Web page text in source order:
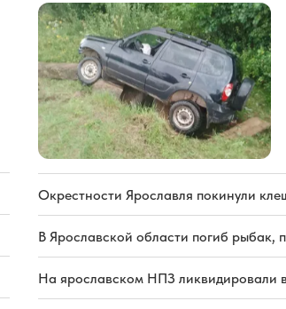
Окрестности Ярославля покинули
В Ярославской области погиб рыбак,
На ярославском НПЗ ликвидировали